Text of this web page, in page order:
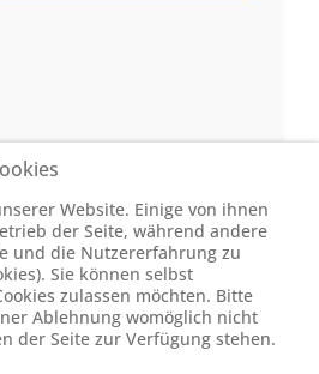
Website. Einige von ihnen
der Seite, während andere
und die Nutzererfahrung zu
Sie können selbst
zulassen möchten. Bitte
Ablehnung womöglich nicht
der Seite zur Verfügung stehen.